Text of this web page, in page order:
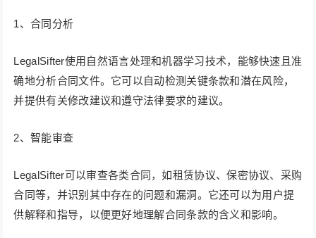
1、合同分析
LegalSifter使用自然语言处理和机器学习技术，能够快速且准
确地分析合同文件。它可以自动检测关键条款和潜在风险，
并提供有关修改建议和遵守法律要求的建议。
2、智能审查
LegalSifter可以审查各类合同，如租赁协议、保密协议、采购
合同等，并识别其中存在的问题和漏洞。它还可以为用户提
供解释和指导，以便更好地理解合同条款的含义和影响。